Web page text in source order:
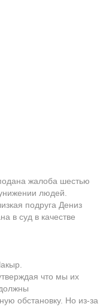
жалоба шестью
людей.
подруга Дениз
в суд в качестве
что мы их
обстановку. Но из-за